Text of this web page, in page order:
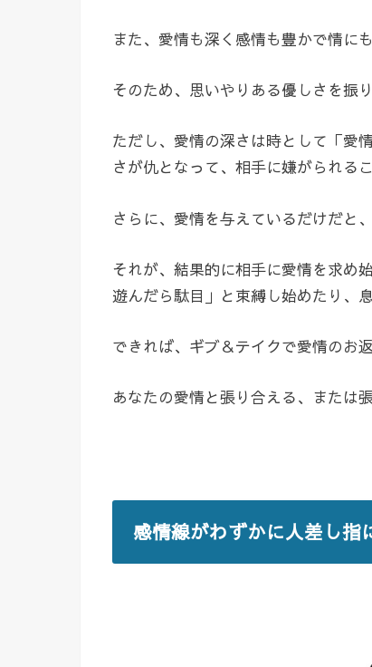
また、愛情も深く感情も豊かで情に
そのため、思いやりある優しさを振
ただし、愛情の深さは時として「愛
さが仇となって、相手に嫌がられる
さらに、愛情を与えているだけだと
それが、結果的に相手に愛情を求め
遊んだら駄目」と束縛し始めたり、
できれば、ギブ＆テイクで愛情のお
あなたの愛情と張り合える、または
感情線がわずかに人差し指